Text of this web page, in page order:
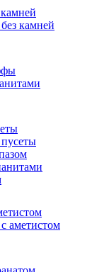
камней
аметистом